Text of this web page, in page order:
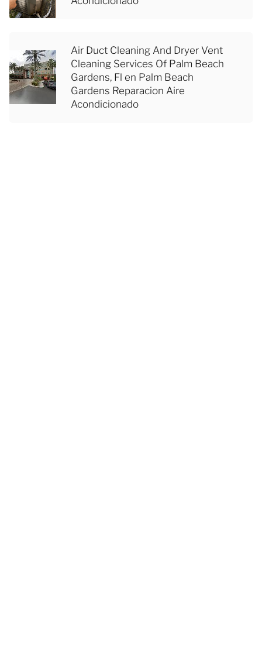
Air Duct Cleaning And Dryer Vent
Cleaning Services Of Palm Beach
Gardens, Fl en Palm Beach
Gardens Reparacion Aire
Acondicionado